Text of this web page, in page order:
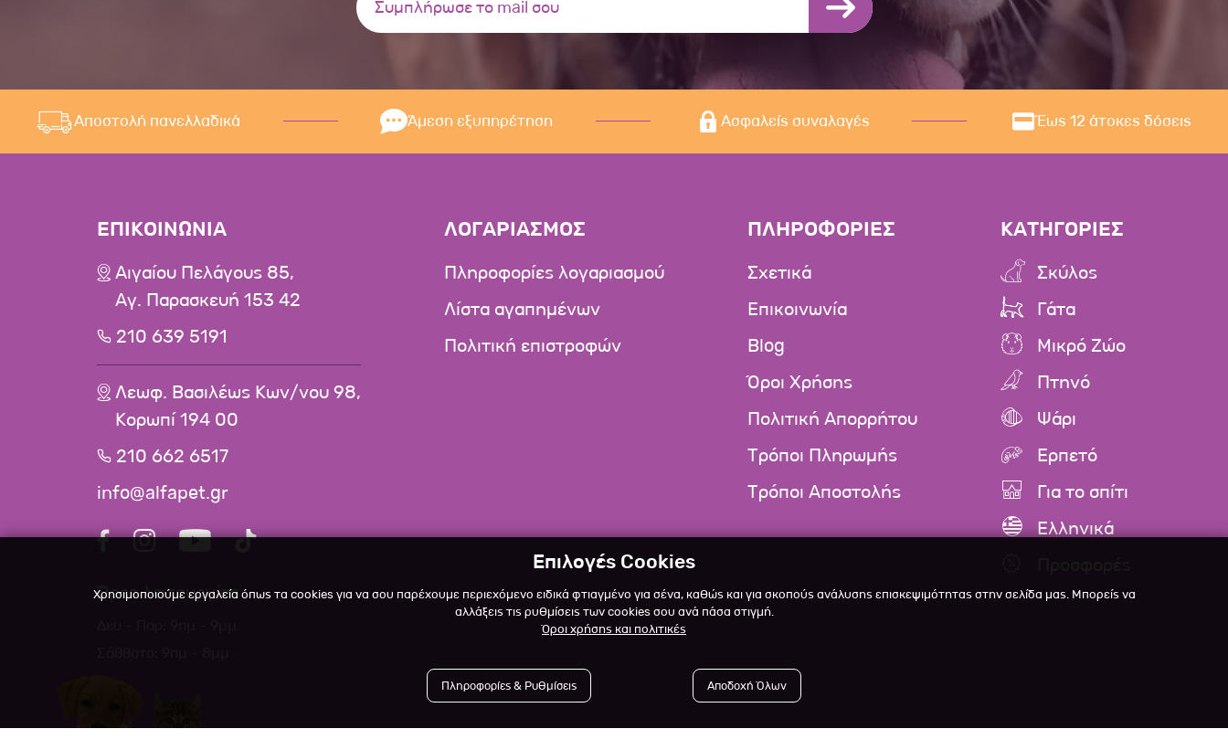
Αποστολή πανελλαδικά Άμεση εξυπηρέτηση Ασφαλείς συναλαγές Έως 12 άτοκες δόσεις
ΕΠΙΚΟΙΝΩΝΙΑ
Αιγαίου Πελάγους 85,
Αγ. Παρασκευή 153 42
210 639 5191
Λεωφ. Βασιλέως Κων/νου 98,
Κορωπί 194 00
210 662 6517
info@alfapet.gr
Ώρες λειτουργίας
ΛΟΓΑΡΙΑΣΜΟΣ
Πληροφορίες λογαριασμού
Λίστα αγαπημένων
Πολιτική επιστροφών
ΠΛΗΡΟΦΟΡΙΕΣ
Σχετικά
Επικοινωνία
Blog
Όροι Χρήσης
Πολιτική Απορρήτου
Τρόποι Πληρωμής
Τρόποι Αποστολής
ΚΑΤΗΓΟΡΙΕΣ
Σκύλος
Γάτα
Μικρό Ζώο
Πτηνό
Ψάρι
Ερπετό
Για το σπίτι
Ελληνικά
Επιλογές Cookies
Χρησιμοποιούμε εργαλεία όπως τα cookies για να σου παρέχουμε περιεχόμενο ειδικά φτιαγμένο για σένα, καθώς και για σκοπούς ανάλυσης επισκεψιμότητας στην σελίδα μας. Μπορείς να
αλλάξεις τις ρυθμίσεις των cookies σου ανά πάσα στιγμή.
Όροι χρήσης και πολιτικές
Πληροφορίες & Ρυθμίσεις Αποδοχή Όλων